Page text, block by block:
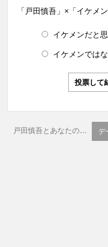
「戸田慎吾」×「イケメ
イケメンだと思
イケメンでは
投票して
戸田慎吾とあなたの… デ